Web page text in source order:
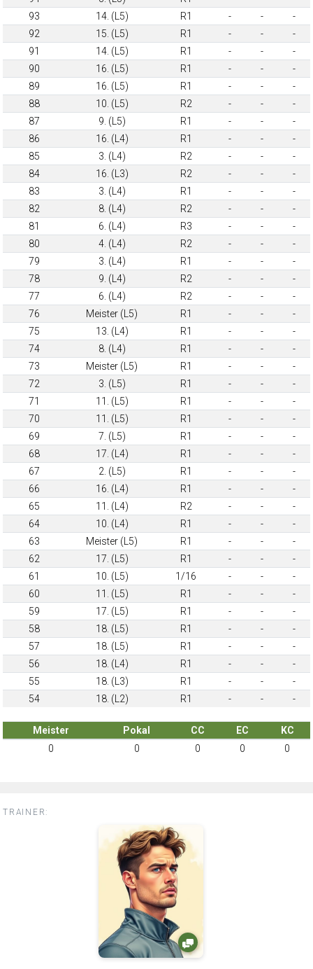
93
14. (L5) R1 - -
-
92
15. (L5) R1 - -
-
91
14. (L5) R1 - -
-
90
16. (L5) R1 - -
-
89
16. (L5) R1 - -
-
88
10. (L5) R2 - -
-
87
9. (L5) R1 - -
-
86
16. (L4) R1 - -
-
85
3. (L4) R2 - -
-
84
16. (L3) R2 - -
-
83
3. (L4) R1 - -
-
82
8. (L4) R2 - -
-
81
6. (L4) R3 - -
-
80
4. (L4) R2 - -
-
79
3. (L4) R1 - -
-
78
9. (L4) R2 - -
-
77
6. (L4) R2 - -
-
76
Meister (L5) R1 - -
-
75
13. (L4) R1 - -
-
74
8. (L4) R1 - -
-
73
Meister (L5) R1 - -
-
72
3. (L5) R1 - -
-
71
11. (L5) R1 - -
-
70
11. (L5) R1 - -
-
69
7. (L5) R1 - -
-
68
17. (L4) R1 - -
-
67
2. (L5) R1 - -
-
66
16. (L4) R1 - -
-
65
11. (L4) R2 - -
-
64
10. (L4) R1 - -
-
63
Meister (L5) R1 - -
-
62
17. (L5) R1 - -
-
61
10. (L5) 1/16 - -
-
60
11. (L5) R1 - -
-
59
17. (L5) R1 - -
-
58
18. (L5) R1 - -
-
57
18. (L5) R1 - -
-
56
18. (L4) R1 - -
-
55
18. (L3) R1 - -
-
54
18. (L2) R1 - - -
Meister Pokal CC EC
KC
0
0 0 0 0
TRAINER: